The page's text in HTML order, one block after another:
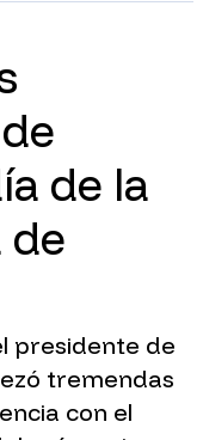
de la
de
presidente de
tremendas
con el